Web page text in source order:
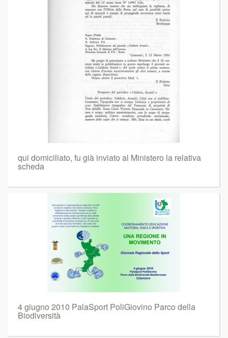
qui domiciliato, fu già inviato al Ministero la relativa
scheda
4 giugno 2010 PalaSport PoliGiovino Parco della
Biodiversità